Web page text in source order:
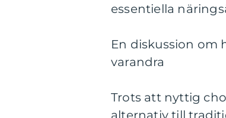
essentiella
En diskussion om
varandra
Trots att nyttig